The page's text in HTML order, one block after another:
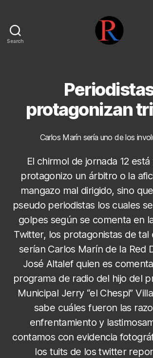
Search
protagonizan
Carlos Marín sería uno de los
El chirmol de jornada 12
protagonizo un árbitro o la
mangazo mal dirigido, sino
pseudo periodistas los cuales
golpes según se comenta en
Twitter, los protagonistas de tal
serían Carlos Marín de la Red
José Altalef quien es
programa de radio del hijo del
Municipal Jerry “el Chespi”
sabe cuáles fueron las
enfrentamiento y
contamos con evidencia
los tuits de los twitter